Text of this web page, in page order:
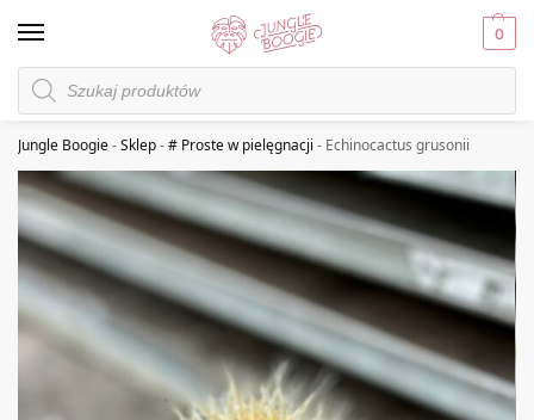
0
Jungle Boogie-Sklep-# Proste w pielęgnacji - Echinocactus grusonii